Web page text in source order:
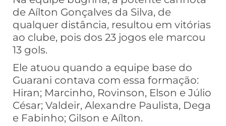
de Aílton Gonçalves da Silva, de
qualquer distância, resultou em vitórias
ao clube, pois dos 23 jogos ele marcou
13 gols.
Ele atuou quando a equipe base do
Guarani contava com essa formação:
Hiran; Marcinho, Rovinson, Elson e Júlio
César; Valdeir, Alexandre Paulista, Dega
e Fabinho; Gilson e Aílton.